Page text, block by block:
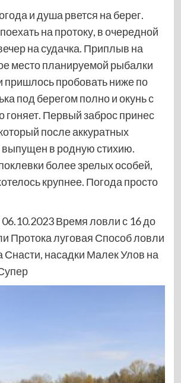
и душа рвется на берег.
на протоку, в очередной
на судачка. Приплыв на
место планируемой рыбалки
пришлось пробовать ниже по
под берегом полно и окунь с
гоняет. Первый заброс принес
после аккуратных
в родную стихию.
более зрелых особей,
крупнее. Погода просто
Время ловли с 16 до
Протока луговая Способ ловли
Снасти, насадки Малек Улов на